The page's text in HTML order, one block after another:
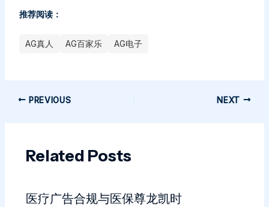
推荐阅读：
AG真人 AG百家乐 AG电子
PREVIOUS NEXT
Related Posts
医疗广告合规与医保尊龙凯时